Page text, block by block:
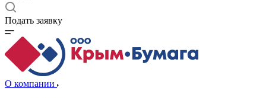
Подать заявку
О компании